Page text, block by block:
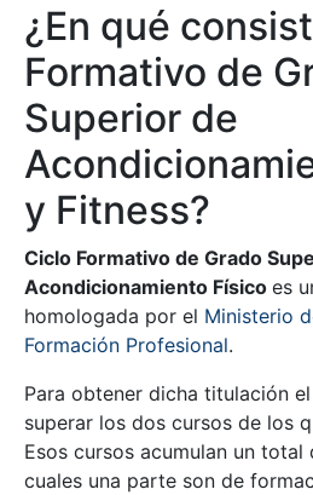
¿En qué
Formativo de
Superior de
y Fitness?
Ciclo Formativo de Grado
Acondicionamiento Físico es
homologada por el Ministerio
Formación Profesional.
Para obtener dicha titulación
superar los dos cursos de los
Esos cursos acumulan un
cuales una parte son de